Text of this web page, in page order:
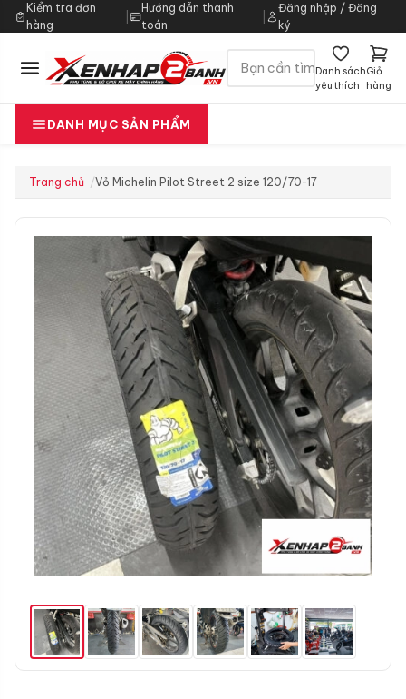
Kiểm tra đơn
hàng
|
Hướng dẫn thanh
toán
Đăng nhập / Đăng
ký
Danh sách
yêu thích
Giỏ
hàng
DANH MỤC SẢN PHẨM
Trang chủ Vỏ Michelin Pilot Street 2 size 120/70-17